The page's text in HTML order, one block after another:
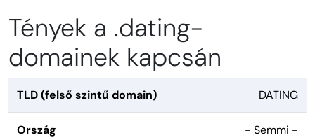
Tények a .dating-
domainek kapcsán
TLD (felső szintű domain) DATING
Ország - Semmi -